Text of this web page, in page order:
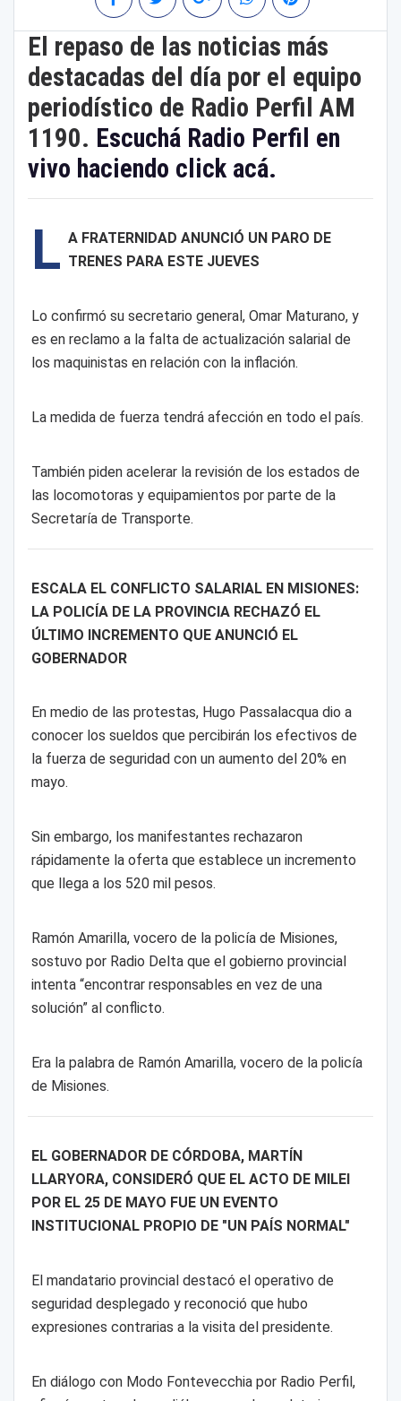
El repaso de las noticias más
destacadas del día por el equipo
periodístico de Radio Perfil AM
1190. Escuchá Radio Perfil en
vivo haciendo click acá.
L A FRATERNIDAD ANUNCIÓ UN PARO DE
TRENES PARA ESTE JUEVES
Lo confirmó su secretario general, Omar Maturano, y
es en reclamo a la falta de actualización salarial de
los maquinistas en relación con la inflación.
La medida de fuerza tendrá afección en todo el país.
También piden acelerar la revisión de los estados de
las locomotoras y equipamientos por parte de la
Secretaría de Transporte.
ESCALA EL CONFLICTO SALARIAL EN MISIONES:
LA POLICÍA DE LA PROVINCIA RECHAZÓ EL
ÚLTIMO INCREMENTO QUE ANUNCIÓ EL
GOBERNADOR
En medio de las protestas, Hugo Passalacqua dio a
conocer los sueldos que percibirán los efectivos de
la fuerza de seguridad con un aumento del 20% en
mayo.
Sin embargo, los manifestantes rechazaron
rápidamente la oferta que establece un incremento
que llega a los 520 mil pesos.
Ramón Amarilla, vocero de la policía de Misiones,
sostuvo por Radio Delta que el gobierno provincial
intenta “encontrar responsables en vez de una
solución” al conflicto.
Era la palabra de Ramón Amarilla, vocero de la policía
de Misiones.
EL GOBERNADOR DE CÓRDOBA, MARTÍN
LLARYORA, CONSIDERÓ QUE EL ACTO DE MILEI
POR EL 25 DE MAYO FUE UN EVENTO
INSTITUCIONAL PROPIO DE "UN PAÍS NORMAL"
El mandatario provincial destacó el operativo de
seguridad desplegado y reconoció que hubo
expresiones contrarias a la visita del presidente.
En diálogo con Modo Fontevecchia por Radio Perfil,